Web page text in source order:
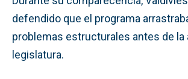
defendido que el programa
problemas estructurales antes de la
legislatura.